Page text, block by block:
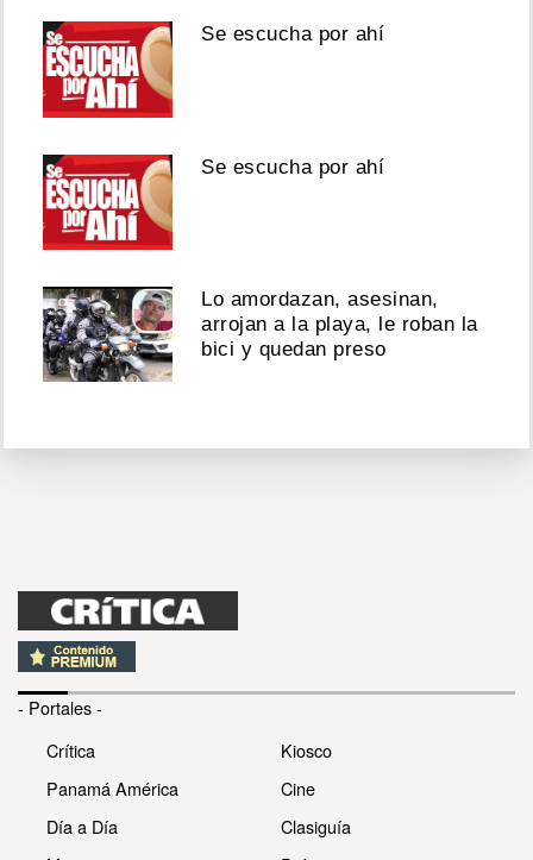
Se escucha por ahí
Se escucha por ahí
Lo amordazan, asesinan,
arrojan a la playa, le roban la
bici y quedan preso
- Portales -
Crítica
Panamá América
Día a Día
Kiosco
Cine
Clasiguía